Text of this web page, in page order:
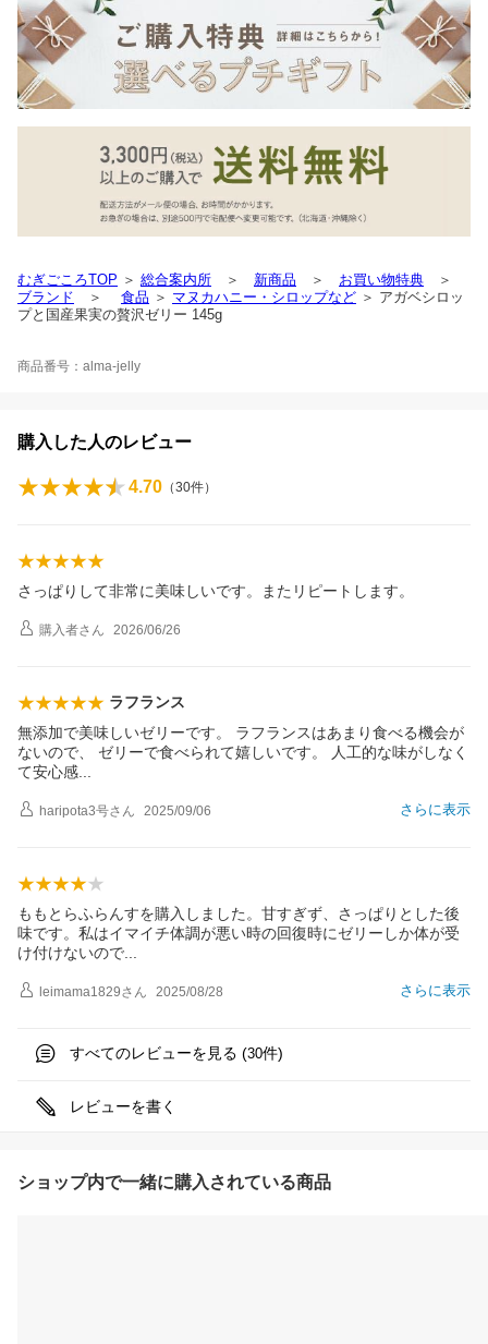
むぎごころTOP ＞ 総合案内所 ＞ 新商品 ＞ お買い物特典 ＞
ブランド ＞ 食品 ＞ マヌカハニー・シロップなど ＞ アガベシロッ
プと国産果実の贅沢ゼリー 145g
商品番号：alma-jelly
購入した人のレビュー
4.70 （30件）
さっぱりして非常に美味しいです。またリピートします。
購入者さん 2026/06/26
ラフランス
無添加で美味しいゼリーです。 ラフランスはあまり食べる機会が
ないので、 ゼリーで食べられて嬉しいです。 人工的な味がしなく
て安心感
さらに表示
haripota3号さん 2025/09/06
ももとらふらんすを購入しました。甘すぎず、さっぱりとした後
味です。私はイマイチ体調が悪い時の回復時にゼリーしか体が受
け付けないので
さらに表示
leimama1829さん 2025/08/28
すべてのレビューを見る (30件)
レビューを書く
ショップ内で一緒に購入されている商品